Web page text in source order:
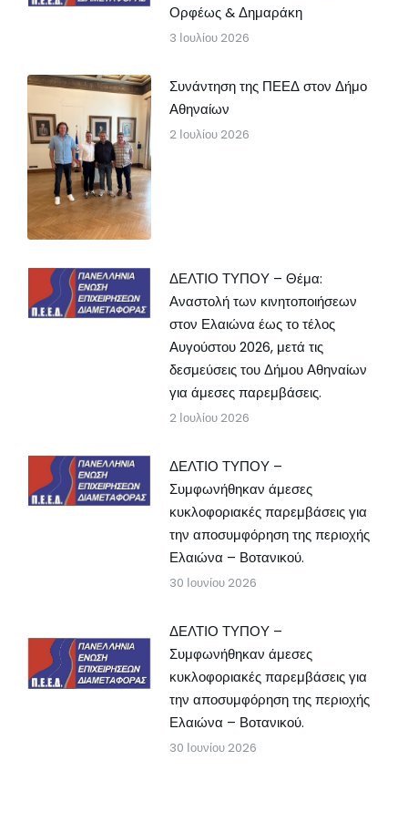
Ορφέως & Δημαράκη
3 Ιουλίου 2026
Συνάντηση της ΠΕΕΔ στον Δήμο
Αθηναίων
2 Ιουλίου 2026
ΔΕΛΤΙΟ ΤΥΠΟΥ – Θέμα:
Αναστολή των κινητοποιήσεων
στον Ελαιώνα έως το τέλος
Αυγούστου 2026, μετά τις
δεσμεύσεις του Δήμου Αθηναίων
για άμεσες παρεμβάσεις.
2 Ιουλίου 2026
ΔΕΛΤΙΟ ΤΥΠΟΥ –
Συμφωνήθηκαν άμεσες
κυκλοφοριακές παρεμβάσεις για
την αποσυμφόρηση της περιοχής
Ελαιώνα – Βοτανικού.
30 Ιουνίου 2026
ΔΕΛΤΙΟ ΤΥΠΟΥ –
Συμφωνήθηκαν άμεσες
κυκλοφοριακές παρεμβάσεις για
την αποσυμφόρηση της περιοχής
Ελαιώνα – Βοτανικού.
30 Ιουνίου 2026